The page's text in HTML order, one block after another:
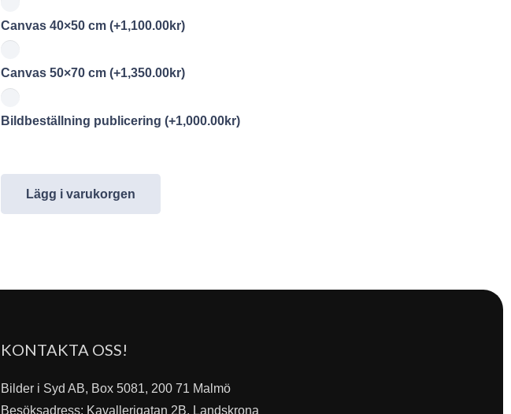
Canvas 40×50 cm (+1,100.00kr)
Canvas 50×70 cm (+1,350.00kr)
Bildbeställning publicering (+1,000.00kr)
Lägg i varukorgen
KONTAKTA OSS!
Bilder i Syd AB, Box 5081, 200 71 Malmö
Besöksadress: Kavallerigatan 2B, Landskrona